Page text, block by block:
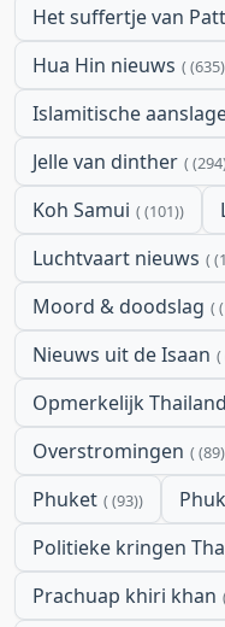
Het suffertje van
Hua Hin nieuws (635)
Islamitische
Jelle van dinther
Koh Samui (101)
Luchtvaart nieuws
Moord & doodslag
Nieuws uit de Isaan
Opmerkelijk Thailand
Overstromingen (89)
Phuket (93)
Politieke kringen
Prachuap khiri khan